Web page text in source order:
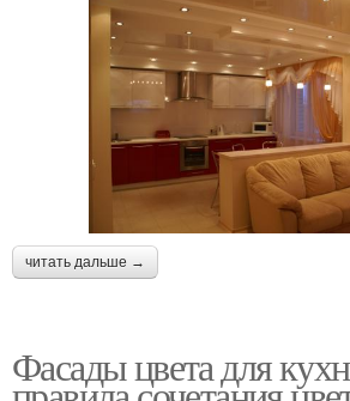
читать дальше →
Фасады цвета для